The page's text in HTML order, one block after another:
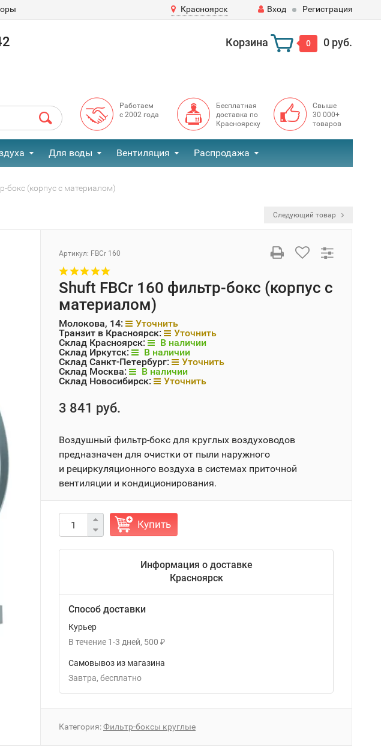
Красноярск Вход Регистрация
Корзина 0 0 руб.
Работаем
с 2002 года
Бесплатная
доставка по
Красноярску
Свыше
30 000+
товаров
Для воды Вентиляция Распродажа
бокс (корпус с материалом)
Следующий товар
Артикул: FBCr 160
Shuft FBCr 160 фильтр-бокс (корпус с
материалом)
Молокова, 14:
Уточнить
Транзит в Красноярск:
Уточнить
Склад Красноярск:
В наличии
Склад Иркутск:
В наличии
Склад Санкт-Петербург:
Уточнить
Склад Москва:
В наличии
Склад Новосибирск:
Уточнить
3 841 руб.
Воздушный фильтр-бокс для круглых воздуховодов
предназначен для очистки от пыли наружного
и рециркуляционного воздуха в системах приточной
вентиляции и кондиционирования.
Купить
Информация о доставке
Красноярск
Способ доставки
Курьер
В течение 1-3 дней 500 ₽
Самовывоз из магазина
Завтра
Бесплатно
Категория:Фильтр-боксы круглые